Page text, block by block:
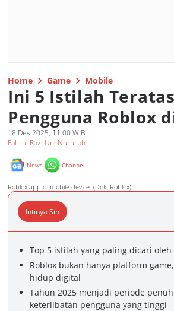
Home Game Mobile
Ini 5 Istilah
Pengguna Roblox
18 Des 2025, 11:00 WIB
Fahrul Razi Uni Nurullah
News Channel
Roblox app di mobile device. (Dok. Roblox)
Intinya Sih
Top 5 istilah yang paling dicari
Roblox bukan hanya platform
hidup digital
Tahun 2025 menjadi periode
keterlibatan pengguna yang tinggi